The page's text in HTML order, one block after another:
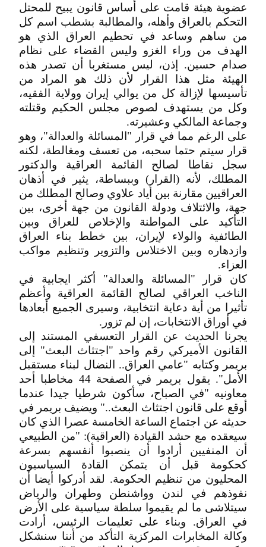
عضوية هيئة قامت على أساس قانون يبيح للمحتل
التحكم بالعراق وأهله، والمطالبة بشطب اسم كل
من ساهم وساعد في تحطيم العراق الذي هو
الهدف من وراء الغزو وليس القضاء على نظام
صدام حسين. إذن، ليس مستغربا أن تصدر هذه
الهيئة مثل هذا القرار لأن ذلك هو المراد من
تأسيسها لإزالة كل من يوالي إيران وولاية الفقيه،
وكل من يستهدف لصوص مجلس الحكيم وقتلته
وجماعة المالكي وعشيرته.
على الرغم مما في قرار "المسائلة والعدالة"، وهو
قرار سيتم حتما سحبه، من تعسف ومغالطة، لكنه
سجل نقاطا لصالح القائمة العراقية والدكتور
المطلك، لأنه (القرار) وببساطة، يثير في أذهان
العراقيين مقارنة بين أياد علاوي وصالح المطلك من
جهة، والائتلاف ودولة القانون من جهة أخرى، بين
التأكيد على المواطنة والإخلاص للعراق وبين
الطائفية والولاء لإيران، بين خطط بناء العراق
وازدهاره وبين الاختلاس والتزوير وتنظيم مواكب
العزاء.
كان قرار "المسائلة والعدالة" أكثر ايجابية في
الناخب العراقي لصالح القائمة العراقية وأعظم
تأثيرا من أية دعاية انتخابية، وسيرى الجميع أبعادها
في أوراق الانتخابات، إن لم تزور.
يجرنا الحديث عن القرار التعسفي المستند إلى
القانون الأميركي رقم واحد "اجتثاث البعث" إلى
بريمر وكتابه "عامي العراق.. النضال لبناء مستقبل
الأمل". يقول بريمر في الصفحة 44 مخاطبا أحد
معاونيه "في الصباح، سأكون شرطيا جيدا عندما
أوقع على قانون اجتثاث البعث.." ويضيف بريمر في
حديثه عن اجتماع الساعة الخامسة عصرا الذي كان
سيعقده مع حشد القيادة (العراقية): "من الطبيعي
أن المنفيين أرادوا أن ينصبوا أنفسهم بسرعة
كحكومة قبل أن يتمكن القادة السياسيون
المحليون من تنظيم الحكومة. لقد أدركوا أيضا أن
نفوذهم في لندن وواشنطن وطهران والرياض
سيتلاشى ما لم يقيموا سلطة سياسية على الأرض
في العراق. وبناء على تعليمات الرئيس، أرادت
وكالة المخابرات المركزية التأكد من أننا سنشكل